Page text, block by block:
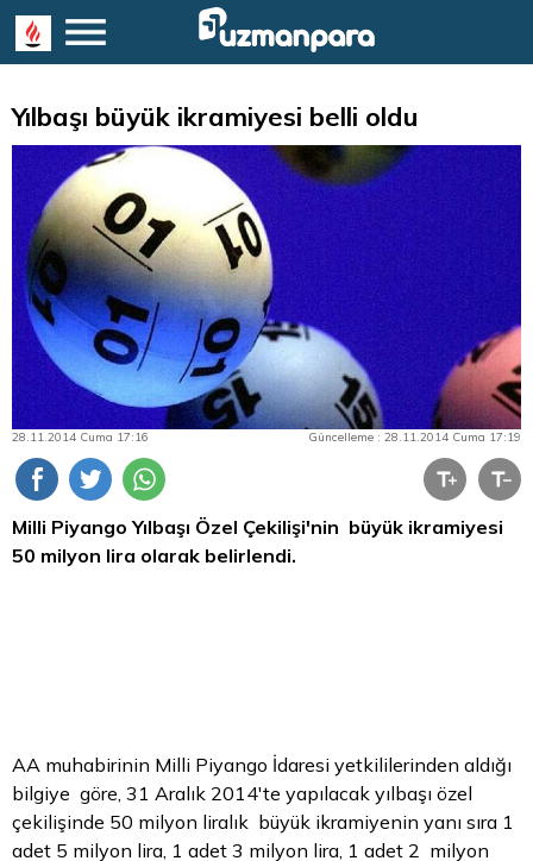
Yılbaşı büyük ikramiyesi belli oldu
28.11.2014 Cuma 17:16 Güncelleme : 28.11.2014 Cuma 17:19
Milli Piyango Yılbaşı Özel Çekilişi'nin büyük ikramiyesi
50 milyon lira olarak belirlendi.
AA muhabirinin Milli Piyango İdaresi yetkililerinden aldığı
bilgiye göre, 31 Aralık 2014'te yapılacak yılbaşı özel
çekilişinde 50 milyon liralık büyük ikramiyenin yanı sıra 1
adet 5 milyon lira, 1 adet 3 milyon lira, 1 adet 2 milyon